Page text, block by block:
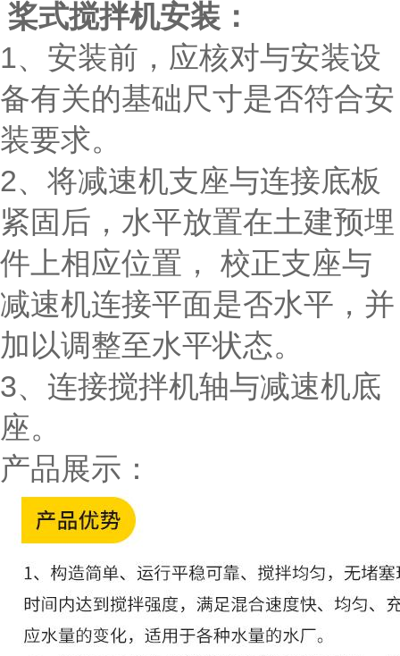
桨式搅拌机安装：
1、安装前，应核对与安装设
备有关的基础尺寸是否符合安
装要求。
2、将减速机支座与连接底板
紧固后，水平放置在土建预埋
件上相应位置， 校正支座与
减速机连接平面是否水平，并
加以调整至水平状态。
3、连接搅拌机轴与减速机底
座。
产品展示：